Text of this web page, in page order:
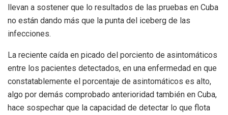
llevan a sostener que lo resultados de las pruebas en Cuba
no están dando más que la punta del iceberg de las
infecciones.
La reciente caída en picado del porciento de asintomáticos
entre los pacientes detectados, en una enfermedad en que
constatablemente el porcentaje de asintomáticos es alto,
algo por demás comprobado anterioridad también en Cuba,
hace sospechar que la capacidad de detectar lo que flota